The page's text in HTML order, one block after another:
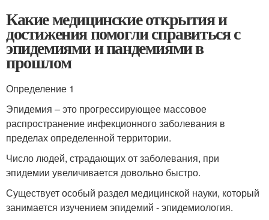
Какие медицинские открытия и
достижения помогли справиться с
эпидемиями и пандемиями в
прошлом
Определение 1
Эпидемия – это прогрессирующее массовое
распространение инфекционного заболевания в
пределах определенной территории.
Число людей, страдающих от заболевания, при
эпидемии увеличивается довольно быстро.
Существует особый раздел медицинской науки, который
занимается изучением эпидемий - эпидемиология.